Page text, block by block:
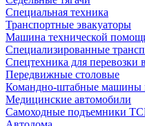
Специальная техника
Транспортные эвакуаторы
Машина технической
Специализированные
Спецтехника для перевозки
Передвижные столовые
Командно-штабные машины
Медицинские автомобили
Самоходные подъемники